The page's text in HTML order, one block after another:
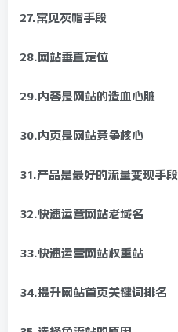
27.常见灰帽手段
28.网站垂直定位
29.内容是网站的造血心脏
30.内页是网站竞争核心
31.产品是最好的流量变现手段
32.快速运营网站老域名
33.快速运营网站权重站
34.提升网站首页关键词排名